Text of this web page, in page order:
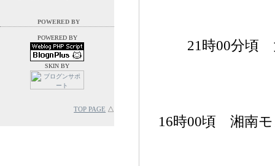
21時00分頃
16時00頃 湘南モ
POWERED BY
POWERED BY
SKIN BY
TOP PAGE △